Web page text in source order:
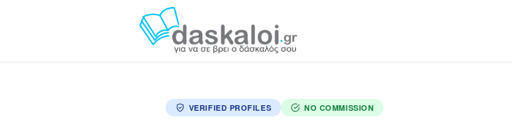
VERIFIED PROFILES NO COMMISSION